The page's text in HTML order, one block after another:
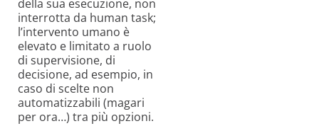
della sua esecuzione, non
interrotta da human task;
l’intervento umano è
elevato e limitato a ruolo
di supervisione, di
decisione, ad esempio, in
caso di scelte non
automatizzabili (magari
per ora…) tra più opzioni.